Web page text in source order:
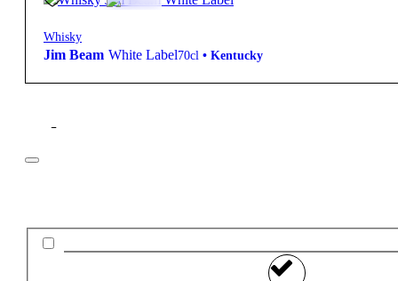
Whisky
Jim Beam White Label70cl • Kentucky
Filtros